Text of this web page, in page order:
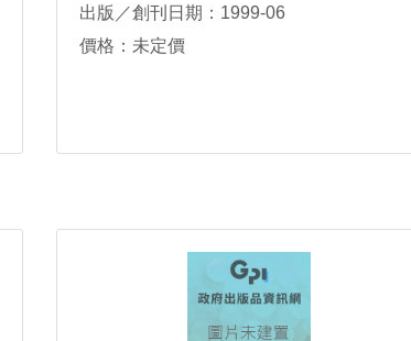
出版／創刊日期：1999-06
價格：未定價